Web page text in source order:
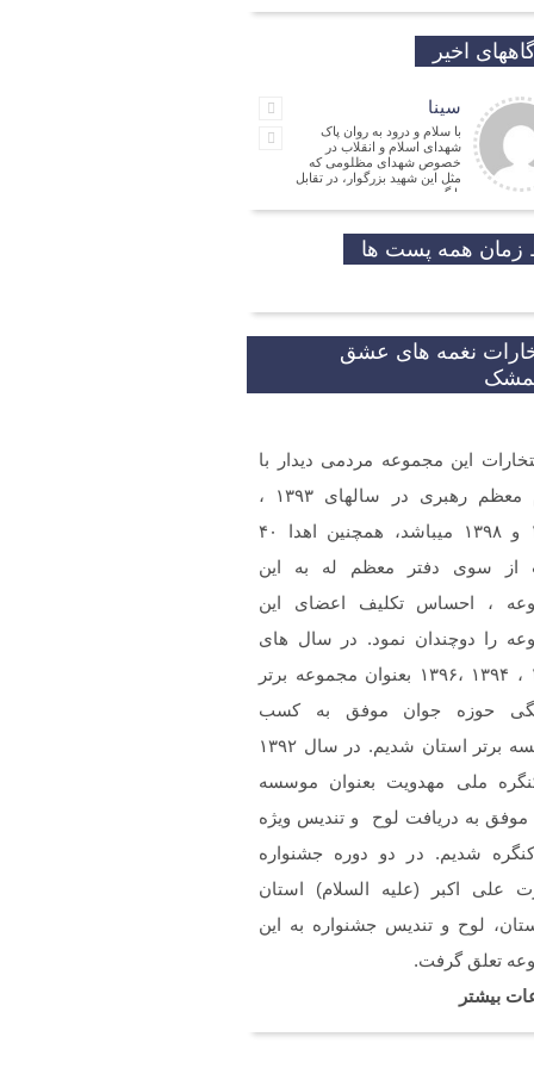
اخیر
سینا
با سلام و درود به روان پاک
شهدای اسلام و انقلاب در
خصوص شهدای مظلومی که
مثل این شهید بزرگوار، در تقابل
با گروه
جمالی نسب
موفق باشید و تندرست
مهدی شریفی
که جوانانی مثه شما
مدیر
ارادت. بله از طریق خط
شما در شبکه های مجازی
گردید.
نباشین فایل صوتی
سرود حجاب فاطمی رو
.(دختران بهشتی)
همه پست ها
نغمه های عشق
این مجموعه مردمی دیدار با
مقام معظم رهبری در سالهای ۱۳۹۳ ،
۱۳۹۷ و ۱۳۹۸ میباشد، همچنین اهدا ۴۰
از سوی دفتر معظم له به این
، احساس تکلیف اعضای این
را دوچندان نمود. در سال های
۱۳۹۲ ، ۱۳۹۴ ،۱۳۹۶ بعنوان مجموعه برتر
حوزه جوان موفق به کسب
موسسه برتر استان شدیم. در سال ۱۳۹۲
ملی مهدویت بعنوان موسسه
موفق به دریافت لوح و تندیس ویژه
شدیم. در دو دوره جشنواره
علی اکبر (علیه السلام) استان
لوح و تندیس جشنواره به این
تعلق گرفت.
بیشتر